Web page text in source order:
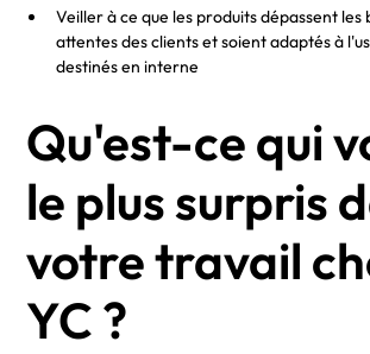
Veiller à ce que les produits dépassent les
attentes des clients et soient adaptés à
destinés en interne
Qu'est-ce qui
le plus surpris
votre travail
YC ?